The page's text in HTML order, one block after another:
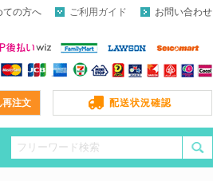
ての方へ ご利用ガイド お問い合わせ
再注文 配送状況確認